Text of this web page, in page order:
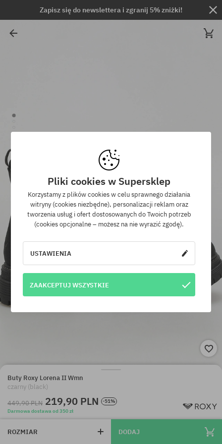
Zapisz się do newslettera i zgranij 5% zniżki!
Buty Roxy Lorena II Wmn
czarny (black)
449,90 PLN 219,90 PLN
-51%
Darmowa dostawa od 350 zł
ROZMIAR DODAJ
Pliki cookies w Supersklep
Korzystamy z plików cookies w celu sprawnego działania
witryny (cookies niezbędne), personalizacji reklam oraz
tworzenia usług i ofert dostosowanych do Twoich potrzeb
(cookies opcjonalne – możesz na nie wyrazić zgodę).
USTAWIENIA
ZAAKCEPTUJ WSZYSTKIE